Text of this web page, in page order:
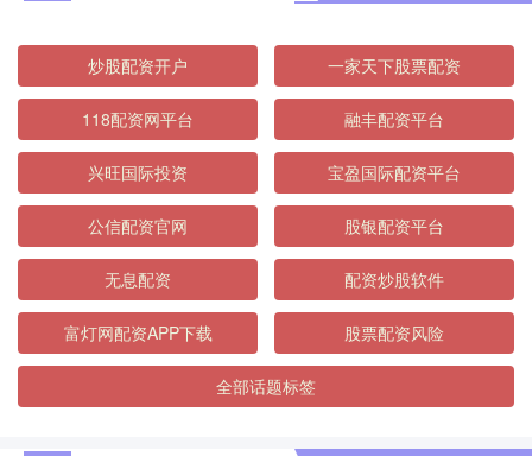
炒股配资开户 一家天下股票配资
118配资网平台 融丰配资平台
兴旺国际投资 宝盈国际配资平台
公信配资官网 股银配资平台
无息配资 配资炒股软件
富灯网配资APP下载 股票配资风险
全部话题标签